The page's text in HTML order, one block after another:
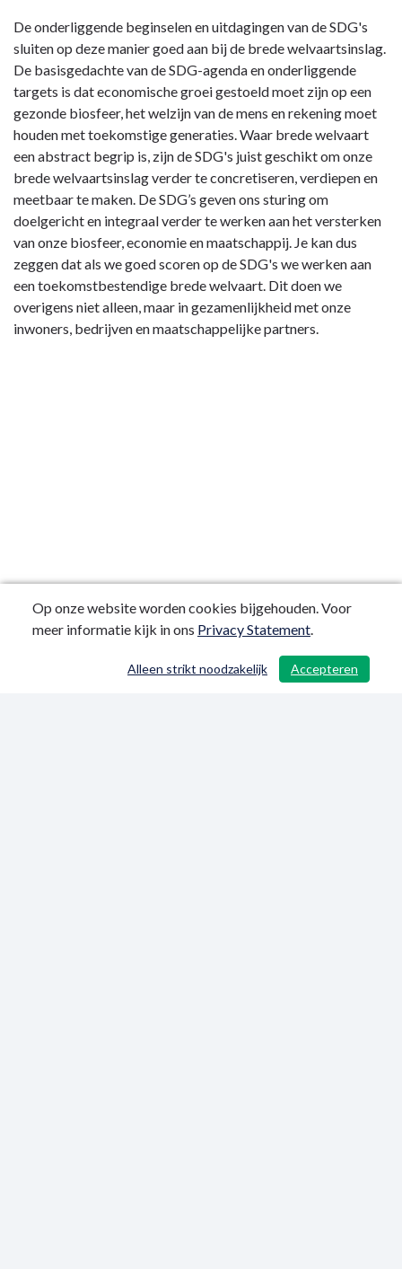
De onderliggende beginselen en uitdagingen van de SDG's
sluiten op deze manier goed aan bij de brede welvaartsinslag.
De basisgedachte van de SDG-agenda en onderliggende
targets is dat economische groei gestoeld moet zijn op een
gezonde biosfeer, het welzijn van de mens en rekening moet
houden met toekomstige generaties. Waar brede welvaart
een abstract begrip is, zijn de SDG's juist geschikt om onze
brede welvaartsinslag verder te concretiseren, verdiepen en
meetbaar te maken. De SDG’s geven ons sturing om
doelgericht en integraal verder te werken aan het versterken
van onze biosfeer, economie en maatschappij. Je kan dus
zeggen dat als we goed scoren op de SDG's we werken aan
een toekomstbestendige brede welvaart. Dit doen we
overigens niet alleen, maar in gezamenlijkheid met onze
inwoners, bedrijven en maatschappelijke partners.
/ 194
Op onze website worden cookies bijgehouden. Voor
meer informatie kijk in ons Privacy Statement.
Accepteren
Alleen strikt noodzakelijk